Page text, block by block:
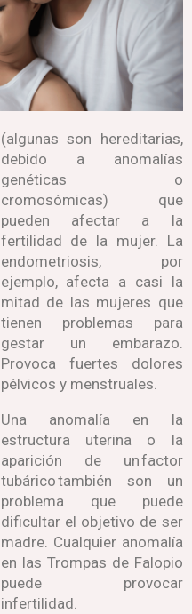
(algunas son hereditarias,
debido a anomalías
genéticas o
cromosómicas) que
pueden afectar a la
fertilidad de la mujer. La
endometriosis, por
ejemplo, afecta a casi la
mitad de las mujeres que
tienen problemas para
gestar un embarazo.
Provoca fuertes dolores
pélvicos y menstruales.
Una anomalía en la
estructura uterina o la
aparición de unfactor
tubáricotambién son un
problema que puede
dificultar el objetivo de ser
madre. Cualquier anomalía
en las Trompas de Falopio
puede provocar
infertilidad.